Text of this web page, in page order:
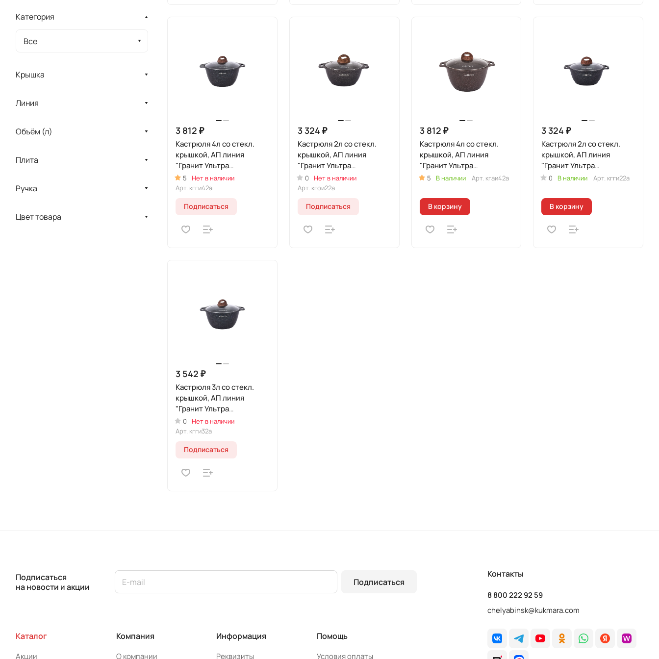
3 812 ₽
Кастрюля 4л со стекл.
крышкой, АП линия
"Гранит Ультра
Индукционная" (Синий)
5
Нет в наличии
Арт. кгги42а
Подписаться
3 324 ₽
Кастрюля 2л со стекл.
крышкой, АП линия
"Гранит Ультра
Индукционная"
(Оригинальный)
0
Нет в наличии
Арт. кгои22а
Подписаться
3 812 ₽
Кастрюля 4л со стекл.
крышкой, АП линия
"Гранит Ультра
Индукционная" (Красный)
5 В наличии Арт. кгаи42а
В корзину
3 324 ₽
Кастрюля 2л со стекл.
крышкой, АП линия
"Гранит Ультра
Индукционная" (Синий)
0 В наличии Арт. кгги22а
В корзину
3 542 ₽
Кастрюля 3л со стекл.
крышкой, АП линия
"Гранит Ультра
Индукционная" (Синий)
0
Нет в наличии
Арт. кгги32а
Подписаться
Категория
Все
Крышка
Линия
Объём (л)
Плита
Ручка
Цвет товара
Подписаться
на новости и акции
Подписаться
Каталог
Акции
Компания
О компании
Информация
Реквизиты
Помощь
Условия оплаты
Контакты
8 800 222 92 59
chelyabinsk@kukmara.com